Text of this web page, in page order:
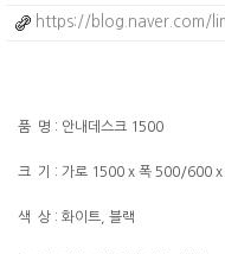
https://blog.naver.com/
품 명 : 안내데스크 1500
크 기 : 가로 1500 x 폭 500/600
색 상 : 화이트, 블랙